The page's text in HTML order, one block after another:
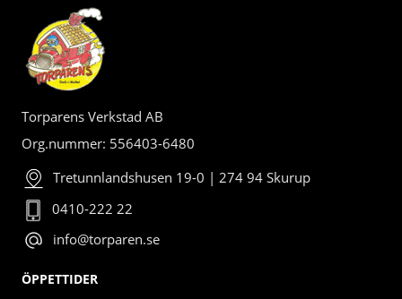
Torparens Verkstad AB
Org.nummer: 556403-6480
Tretunnlandshusen 19-0 | 274 94 Skurup
0410-222 22
info@torparen.se
ÖPPETTIDER